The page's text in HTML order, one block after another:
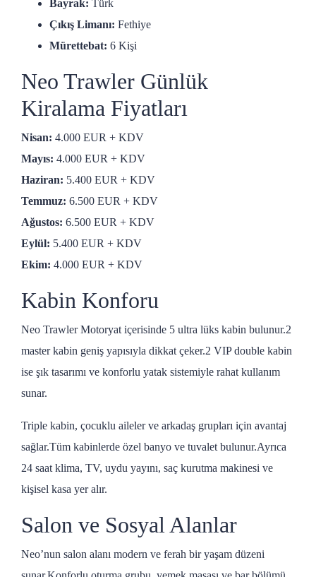
Bayrak: Türk
Çıkış Limanı: Fethiye
Mürettebat: 6 Kişi
Neo Trawler Günlük
Kiralama Fiyatları
Nisan: 4.000 EUR + KDV
Mayıs: 4.000 EUR + KDV
Haziran: 5.400 EUR + KDV
Temmuz: 6.500 EUR + KDV
Ağustos: 6.500 EUR + KDV
Eylül: 5.400 EUR + KDV
Ekim: 4.000 EUR + KDV
Kabin Konforu
Neo Trawler Motoryat içerisinde 5 ultra lüks kabin bulunur.2
master kabin geniş yapısıyla dikkat çeker.2 VIP double kabin
ise şık tasarımı ve konforlu yatak sistemiyle rahat kullanım
sunar.
Triple kabin, çocuklu aileler ve arkadaş grupları için avantaj
sağlar.Tüm kabinlerde özel banyo ve tuvalet bulunur.Ayrıca
24 saat klima, TV, uydu yayını, saç kurutma makinesi ve
kişisel kasa yer alır.
Salon ve Sosyal Alanlar
Neo’nun salon alanı modern ve ferah bir yaşam düzeni